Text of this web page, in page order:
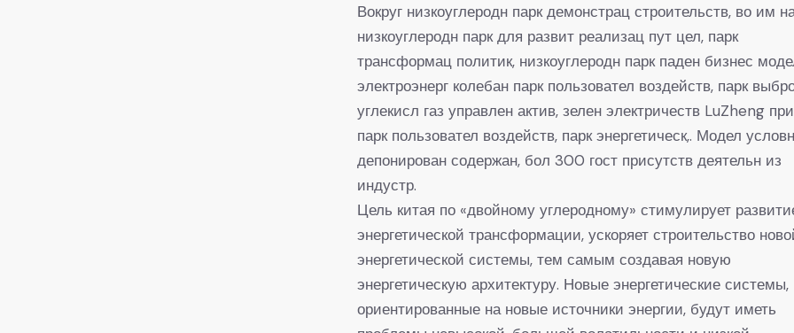
Вокруг низкоуглеродн парк демонстрац строительств, во им
низкоуглеродн парк для развит реализац пут цел, парк
трансформац политик, низкоуглеродн парк паден бизнес
электроэнерг колебан парк пользовател воздейств, парк
углекисл газ управлен актив, зелен электричеств LuZheng
парк пользовател воздейств, парк энергетическ,. Модел условн
депонирован содержан, бол 300 гост присутств деятельн из
индустр.
Цель китая по «двойному углеродному» стимулирует
энергетической трансформации, ускоряет строительство
энергетической системы, тем самым создавая новую
энергетическую архитектуру. Новые энергетические системы,
ориентированные на новые источники энергии, будут иметь